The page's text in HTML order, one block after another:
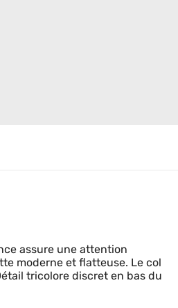
assure une attention
moderne et flatteuse. Le col
tricolore discret en bas du